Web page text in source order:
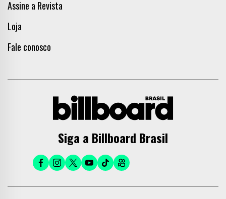
Assine a Revista
Loja
Fale conosco
Siga a Billboard Brasil